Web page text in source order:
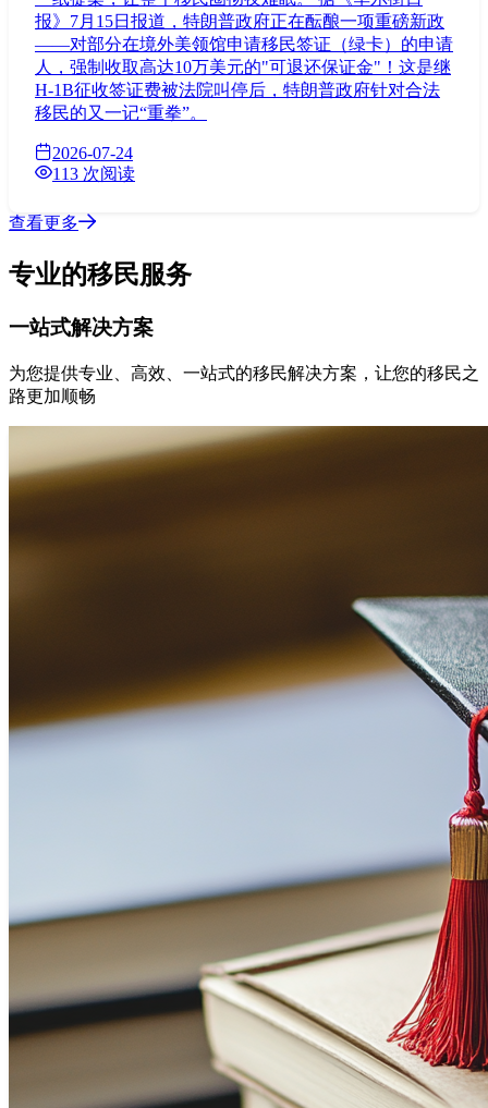
报》7月15日报道，特朗普政府正在酝酿一项重磅新政
——对部分在境外美领馆申请移民签证（绿卡）的申请
人，强制收取高达10万美元的"可退还保证金"！这是继
H-1B征收签证费被法院叫停后，特朗普政府针对合法
移民的又一记“重拳”。
2026-07-24
113 次阅读
查看更多
专业的移民服务
一站式解决方案
为您提供专业、高效、一站式的移民解决方案，让您的移民之
路更加顺畅